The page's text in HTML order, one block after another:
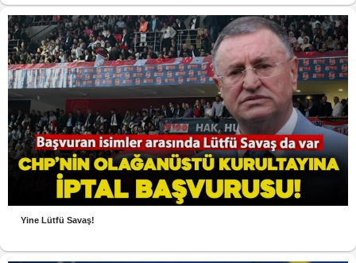
Yine Lütfü Savaş!